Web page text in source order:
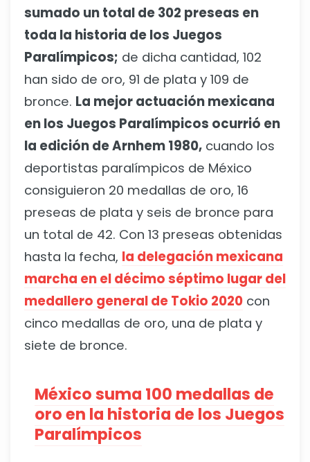
sumado un total de 302 preseas en
toda la historia de los Juegos
Paralímpicos; de dicha cantidad, 102
han sido de oro, 91 de plata y 109 de
bronce. La mejor actuación mexicana
en los Juegos Paralímpicos ocurrió en
la edición de Arnhem 1980, cuando los
deportistas paralímpicos de México
consiguieron 20 medallas de oro, 16
preseas de plata y seis de bronce para
un total de 42. Con 13 preseas obtenidas
hasta la fecha, la delegación mexicana
marcha en el décimo séptimo lugar del
medallero general de Tokio 2020 con
cinco medallas de oro, una de plata y
siete de bronce.
México suma 100 medallas de
oro en la historia de los Juegos
Paralímpicos